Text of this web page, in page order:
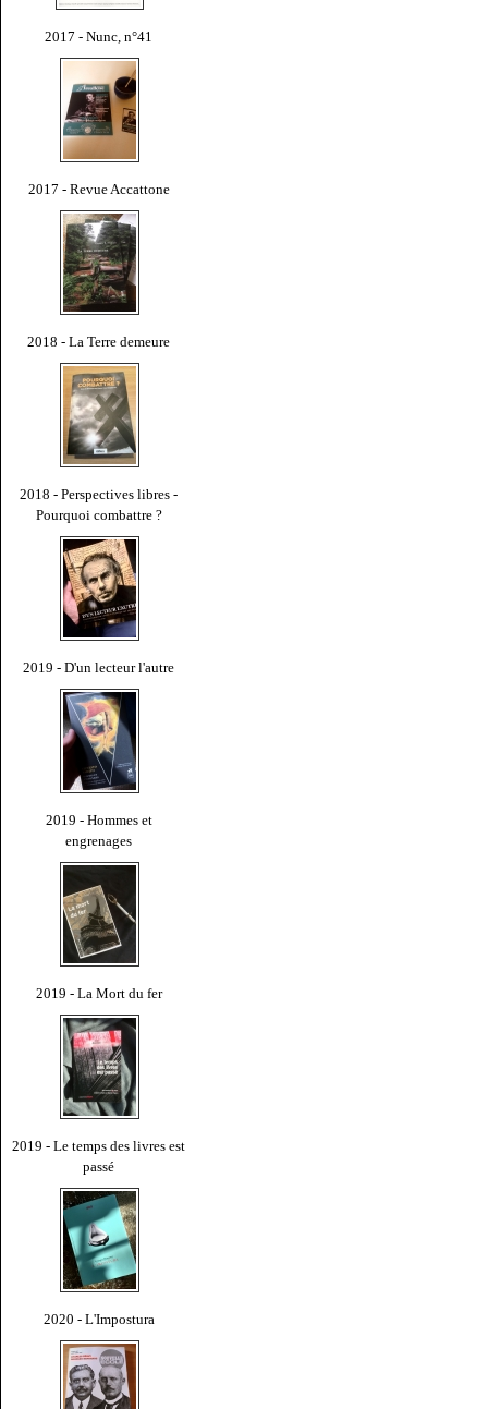
2017 - Nunc, n°41
2017 - Revue Accattone
2018 - La Terre demeure
2018 - Perspectives libres -
Pourquoi combattre ?
2019 - D'un lecteur l'autre
2019 - Hommes et
engrenages
2019 - La Mort du fer
2019 - Le temps des livres est
passé
2020 - L'Impostura